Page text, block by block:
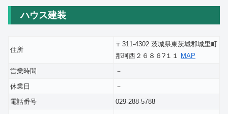
ハウス建装
住所
〒311-4302 茨城県東茨城郡城里町
那珂西２６８６?１１
MAP
営業時間
－
休業日
－
電話番号
029-288-5788